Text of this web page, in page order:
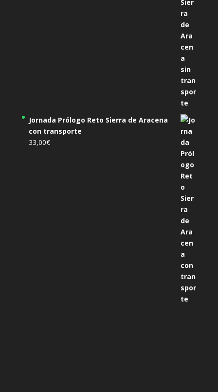
Jornada Prólogo Reto Sierra de Aracena
con transporte
33,00€